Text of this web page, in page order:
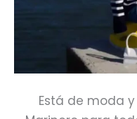
Está de moda